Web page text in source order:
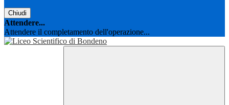
Chiudi
Attendere...
Attendere il completamento dell'operazione...